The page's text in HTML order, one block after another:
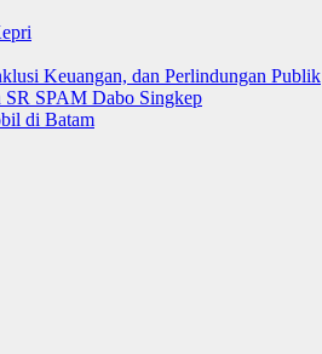
Keuangan, dan Perlindungan Publik
SR SPAM Dabo Singkep
di Batam